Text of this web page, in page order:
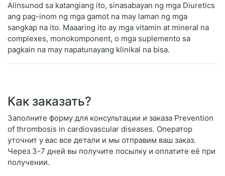
Alinsunod sa katangiang ito, sinasabayan ng mga Diuretics
ang pag-inom ng mga gamot na may laman ng mga
sangkap na ito. Maaaring ito ay mga vitamin at mineral na
complexes, monokomponent, o mga suplemento sa
pagkain na may napatunayang klinikal na bisa.
Как заказать?
Заполните форму для консультации и заказа Prevention
of thrombosis in cardiovascular diseases. Оператор
уточнит у вас все детали и мы отправим ваш заказ.
Через 3-7 дней вы получите посылку и оплатите её при
получении.